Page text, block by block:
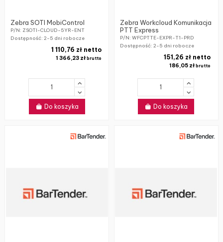
Zebra SOTI MobiControl
P/N: ZSOTI-CLOUD-5YR-ENT
Dostępność:2-5 dni robocze
1 366,23 zł brutto
1 110,76 zł netto
Do koszyka
Zebra Workcloud Komunikacja
PTT Express
P/N: WFCPTTE-EXPR-T1-PRD
Dostępność: 2-5 dni robocze
186,05 złbrutto
151,26 zł netto
Do koszyka